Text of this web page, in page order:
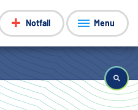
Notfall Menu